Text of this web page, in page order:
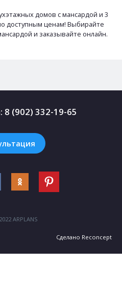
домов с мансардой и 3
доступным ценам! Выбирайте
и заказывайте онлайн.
8 (902) 332-19-65
ARPLANS
Сделано Reconcept